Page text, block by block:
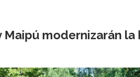
Maipú modernizarán